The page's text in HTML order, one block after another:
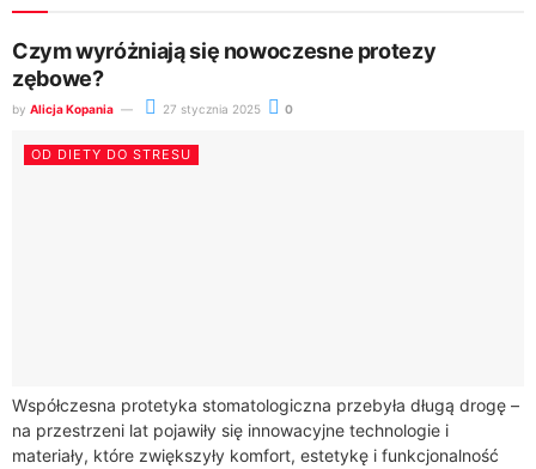
Czym wyróżniają się nowoczesne protezy
zębowe?
by Alicja Kopania 27 stycznia 2025 0
OD DIETY DO STRESU
Współczesna protetyka stomatologiczna przebyła długą drogę –
na przestrzeni lat pojawiły się innowacyjne technologie i
materiały, które zwiększyły komfort, estetykę i funkcjonalność